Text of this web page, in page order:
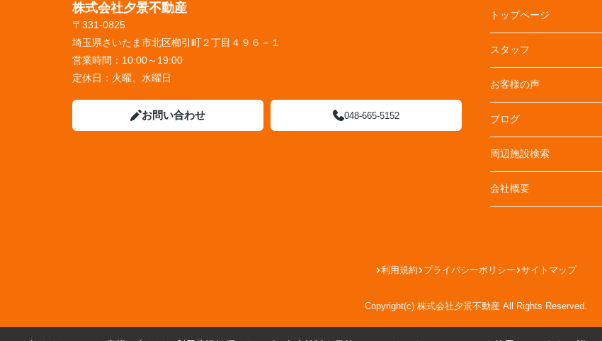
株式会社夕景不動産
〒331-0825
埼玉県さいたま市北区櫛引町２丁目４９６－１
営業時間： 10:00～19:00
定休日： 火曜、水曜日
お問い合わせ 048-665-5152
トップページ
スタッフ
お客様の声
ブログ
周辺施設検索
会社概要
利用規約 プライバシーポリシー サイトマップ
Copyright(c) 株式会社夕景不動産 All Rights Reserved.